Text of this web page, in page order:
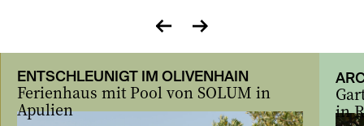
zurück
vor
ENTSCHLEUNIGT IM OLIVENHAIN
Ferienhaus mit Pool von SOLUM in
Apulien
in